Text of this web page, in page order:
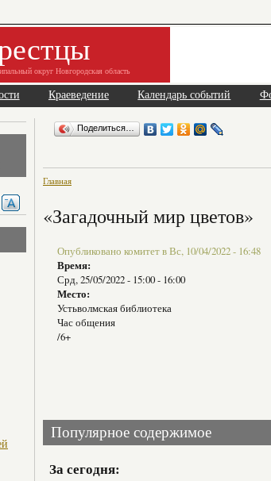
округ Новгородская область
Краеведение Календарь событий
Поделиться…
Главная
«Загадочный мир цветов»
Опубликовано комитет в Вс, 10/04/2022 - 16:48
Время:
Срд, 25/05/2022 - 15:00- 16:00
Место:
Устьволмская библиотека
Час общения
/6+
Популярное содержимое
За сегодня: